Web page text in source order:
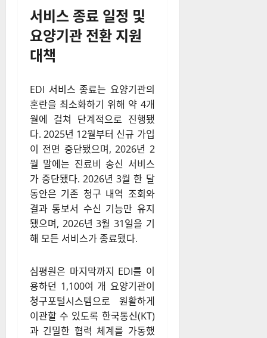
서비스 종료 일정 및
요양기관 전환 지원
대책
EDI 서비스 종료는 요양기관의
혼란을 최소화하기 위해 약 4개
월에 걸쳐 단계적으로 진행됐
다. 2025년 12월부터 신규 가입
이 전면 중단됐으며, 2026년 2
월 말에는 진료비 송신 서비스
가 중단됐다. 2026년 3월 한 달
동안은 기존 청구 내역 조회와
결과 통보서 수신 기능만 유지
됐으며, 2026년 3월 31일을 기
해 모든 서비스가 종료됐다.
심평원은 마지막까지 EDI를 이
용하던 1,100여 개 요양기관이
청구포털시스템으로 원활하게
이관할 수 있도록 한국통신(KT)
과 긴밀한 협력 체계를 가동했